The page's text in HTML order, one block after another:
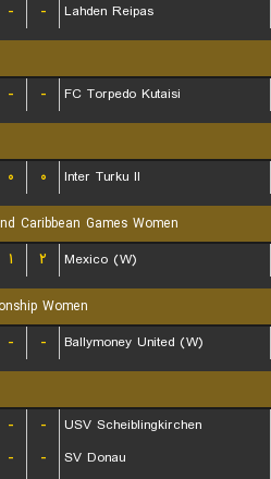
- - Lahden Reipas
- - FC Torpedo Kutaisi
۰ ۰ Inter Turku II
Caribbean Games Women
۱ ۲ Mexico (W)
Women
- - Ballymoney United (W)
- -
USV Scheiblingkirchen
- -
SV Donau